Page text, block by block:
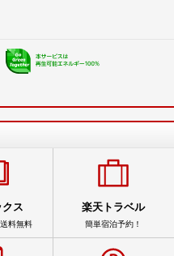
ス
料無料
楽天トラベル
簡単宿泊予約！